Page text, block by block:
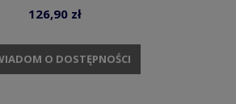
126,90 zł
O DOSTĘPNOŚCI